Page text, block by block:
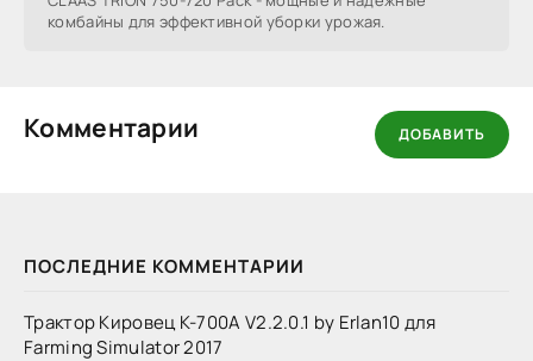
ПОСЛЕДНИЕ КОММЕНТАРИИ
Трактор Кировец К-700А V2.2.0.1 by Erlan10 для
Farming Simulator 2017
комбайны для эффективной уборки урожая.
Комментарии ДОБАВИТЬ